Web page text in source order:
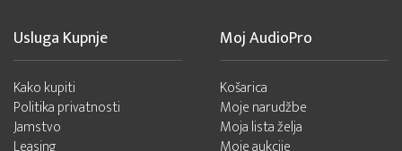
Usluga Kupnje
Kako kupiti
Politika privatnosti
Jamstvo
Moj AudioPro
Košarica
Moje narudžbe
Moja lista želja